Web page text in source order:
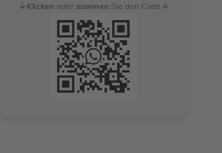
Klicken oder scannen Sie den Code